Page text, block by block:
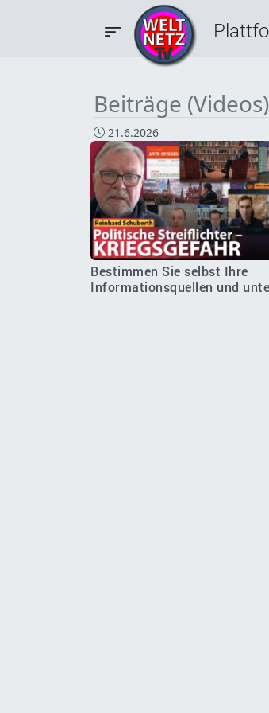
Beiträge
21.6.2026
Bestimmen Sie selbst Ihre
Informationsquellen und